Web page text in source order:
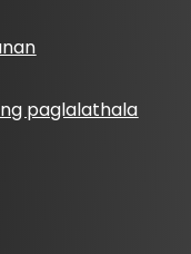
paglalathala